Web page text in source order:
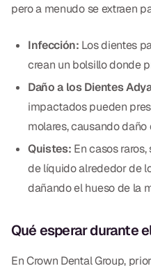
Carillas
TECNOLOGÍA
CBCT
Impresiones Digitales
Radiografía Digital
ORTODONCIA
Invisalign
pero a menudo se extraen
Infección: Los dientes
crean un bolsillo donde
Daño a los Dientes
impactados pueden
molares, causando
Quistes: En casos
de líquido alrededor de
dañando el hueso de la
Qué esperar durante
En Crown Dental Group,